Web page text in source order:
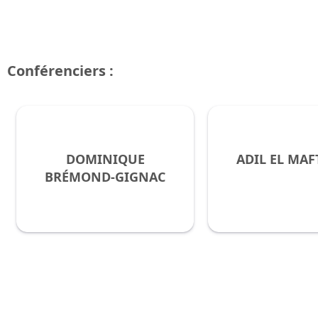
Conférenciers :
DOMINIQUE
BRÉMOND-GIGNAC
ADIL EL